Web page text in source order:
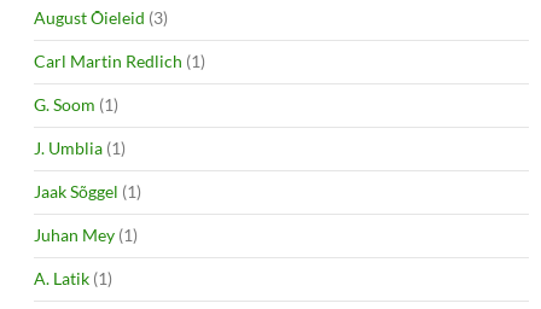
August Õieleid (3)
Carl Martin Redlich (1)
G. Soom (1)
J. Umblia (1)
Jaak Sõggel (1)
Juhan Mey (1)
A. Latik (1)